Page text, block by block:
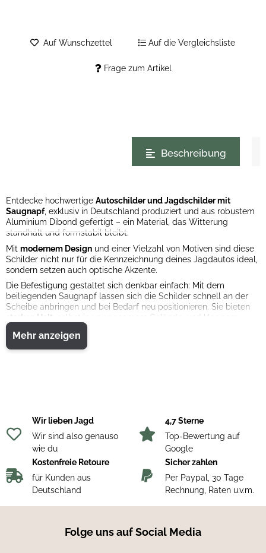
Frage zum Artikel
Auf Wunschzettel Auf die Vergleichsliste
Beschreibung
Entdecke hochwertige Autoschilder und Jagdschilder mit
Saugnapf, exklusiv in Deutschland produziert und aus robustem
Aluminium Dibond gefertigt – ein Material, das Witterung
standhält und formstabil bleibt.
Mit modernem Design und einer Vielzahl von Motiven sind diese
Schilder nicht nur für die Kennzeichnung deines Jagdautos ideal,
sondern setzen auch optische Akzente.
Die Befestigung gestaltet sich denkbar einfach: Mit dem
beiliegenden Saugnapf lassen sich die Schilder schnell an der
Scheibe anbringen und bei Bedarf neu positionieren. Sie bieten
starken Halt
, selbst in unwegsamem Gelände, und klappern
nicht.
Bitte beachte jedoch, dass die Schilder nicht im direkten
Mehr anzeigen
Wir lieben Jagd
Wir sind also genauso
wie du
4,7 Sterne
Top-Bewertung auf
Google
Kostenfreie Retoure
für Kunden aus
Deutschland
Sicher zahlen
Per Paypal, 30 Tage
Rechnung, Raten u.v.m.
Folge uns auf Social Media